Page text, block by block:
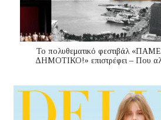
Το πολυθεματικό φεστιβάλ
ΔΗΜΟΤΙΚΟ!» επιστρέφει – Που